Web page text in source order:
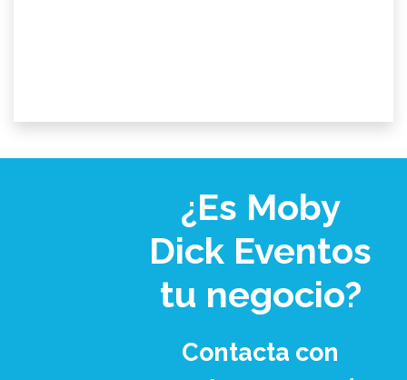
¿Es Moby
Dick Eventos
tu negocio?
Contacta con